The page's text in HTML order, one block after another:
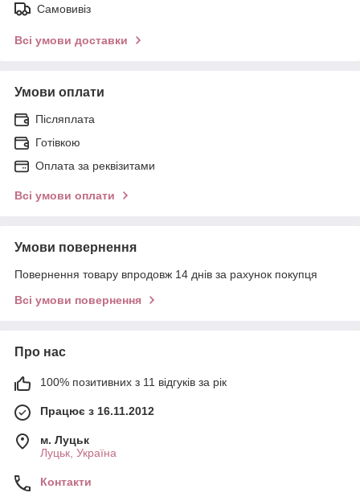
Самовивіз
Всі умови доставки
Умови оплати
Післяплата
Готівкою
Оплата за реквізитами
Всі умови оплати
Умови повернення
Повернення товару впродовж 14 днів за рахунок покупця
Всі умови повернення
Про нас
100% позитивних з 11 відгуків за рік
Працює з 16.11.2012
м. Луцьк
Луцьк, Україна
Контакти